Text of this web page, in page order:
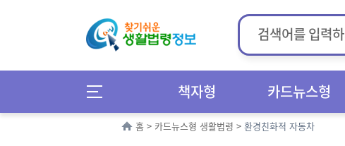
책자형 카드뉴스형
홈 > 카드뉴스형 생활법령 > 환경친화적 자동차